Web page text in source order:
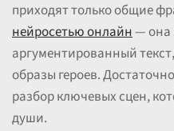
приходят только общие
нейросетью онлайн— она
аргументированный
образы героев.
разбор ключевых сцен,
души.